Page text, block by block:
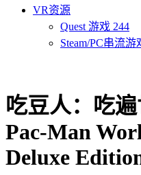
VR资源
Quest 游戏 244
Steam/PC串流游
吃豆人：吃
Pac-Man
Deluxe